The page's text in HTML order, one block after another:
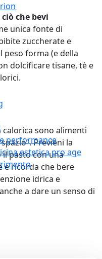
performance
estetica pro age
che bevi
unica fonte di
zuccherate e
peso forma (e della
dolcificare tisane, tè e
sono alimenti
Previeni la
il pasto con una
e ricorda che bere
idrica e
a dare un senso di